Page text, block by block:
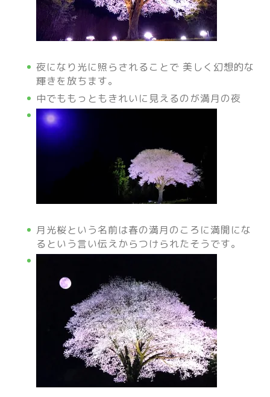
夜になり光に照らされることで 美しく幻想的な
輝きを放ちます。
中でももっともきれいに見えるのが満月の夜
月光桜という名前は春の満月のころに満開にな
るという言い伝えからつけられたそうです。